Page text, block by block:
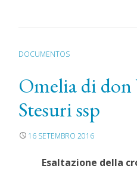
DOCUMENTOS
Omelia di
Stesuri ssp
16 SETEMBRO 2016
Esaltazione della